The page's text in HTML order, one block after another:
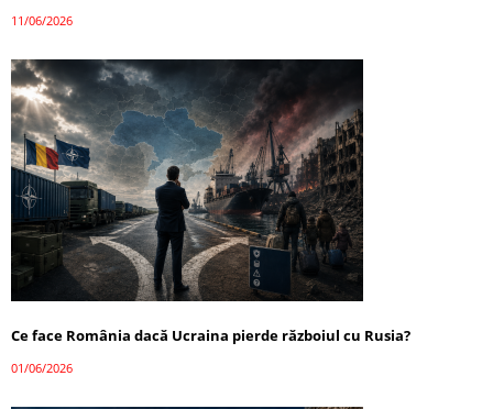
11/06/2026
Ce face România dacă Ucraina pierde războiul cu Rusia?
01/06/2026